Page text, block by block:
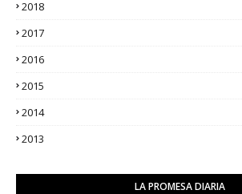
2018
2017
2016
2015
2014
2013
LA PROMESA DIARIA